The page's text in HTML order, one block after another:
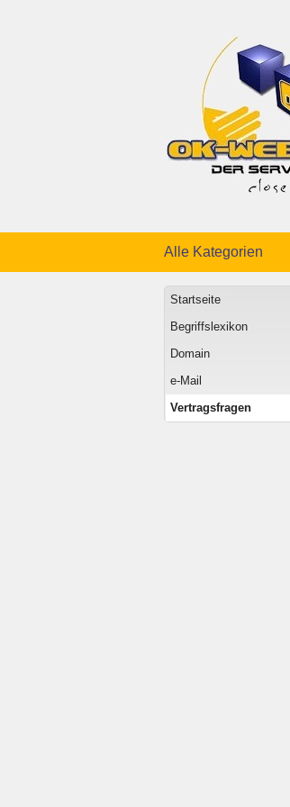
Alle Kategorien
Startseite
Begriffslexikon
Domain
e-Mail
Vertragsfragen